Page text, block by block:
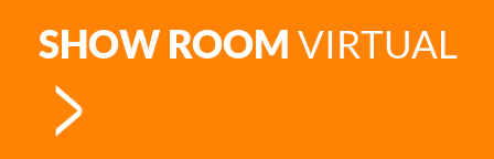
SHOW ROOM VIRTUAL